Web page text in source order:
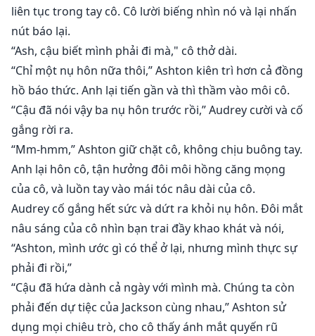
liên tục trong tay cô. Cô lười biếng nhìn nó và lại nhấn
nút báo lại.
“Ash, cậu biết mình phải đi mà," cô thở dài.
“Chỉ một nụ hôn nữa thôi,” Ashton kiên trì hơn cả đồng
hồ báo thức. Anh lại tiến gần và thì thầm vào môi cô.
“Cậu đã nói vậy ba nụ hôn trước rồi,” Audrey cười và cố
gắng rời ra.
“Mm-hmm,” Ashton giữ chặt cô, không chịu buông tay.
Anh lại hôn cô, tận hưởng đôi môi hồng căng mọng
của cô, và luồn tay vào mái tóc nâu dài của cô.
Audrey cố gắng hết sức và dứt ra khỏi nụ hôn. Đôi mắt
nâu sáng của cô nhìn bạn trai đầy khao khát và nói,
“Ashton, mình ước gì có thể ở lại, nhưng mình thực sự
phải đi rồi,”
“Cậu đã hứa dành cả ngày với mình mà. Chúng ta còn
phải đến dự tiệc của Jackson cùng nhau,” Ashton sử
dụng mọi chiêu trò, cho cô thấy ánh mắt quyến rũ